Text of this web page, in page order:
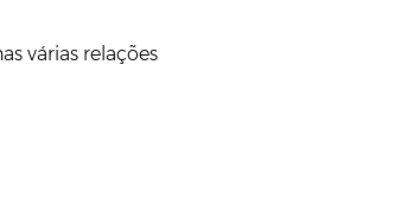
várias relações